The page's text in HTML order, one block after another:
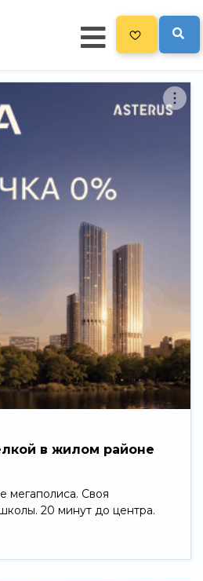
в жилом районе
мегаполиса. Своя
20 минут до центра.